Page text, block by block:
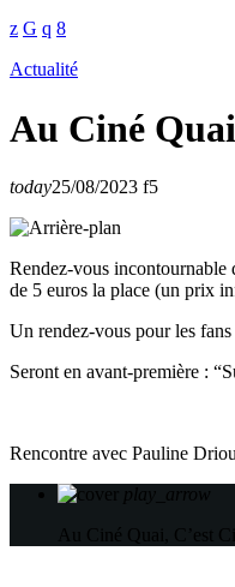
Actualité
Au Ciné
today25/08/2023 5
Rendez-vous incontournable
de 5 euros la place (un prix
Un rendez-vous pour les
Seront en avant-première :
Rencontre avec Pauline
play_arrow
Au Ciné Quai, C’est